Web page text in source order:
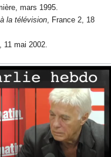
mars 1995.
la télévision, France 2, 18
11 mai 2002.